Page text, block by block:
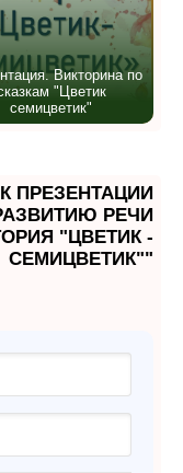
Викторина по
"Цветик
семицветик"
ПРЕЗЕНТАЦИИ
РЕЧИ
"ЦВЕТИК -
СЕМИЦВЕТИК""